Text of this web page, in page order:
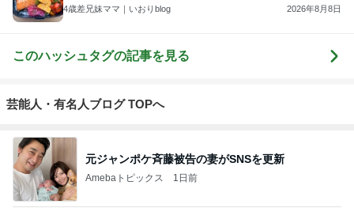
4歳差兄妹ママ｜いおりblog 2026年8月8日
このハッシュタグの記事を見る
芸能人・有名人ブログ TOPへ
元ジャンポケ斉藤被告の妻がSNSを更新
Amebaトピックス 1日前